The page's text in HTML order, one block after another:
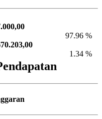
97.96 %
1.34 %